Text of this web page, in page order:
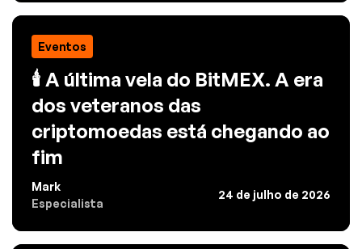
Eventos
🕯️ A última vela do BitMEX. A era
dos veteranos das
criptomoedas está chegando ao
fim
Mark
Especialista
24 de julho de 2026